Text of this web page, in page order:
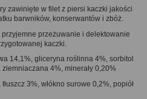
zawinięte w filet z piersi kaczki jakości
barwników, konserwantów i zbóż.
przeżuwanie i delektowanie
kaczki.
14,1%, gliceryna roślinna 4%, sorbitol
4%, minerały 0,20%
tłuszcz 3%, włókno surowe 0,2%, popiół